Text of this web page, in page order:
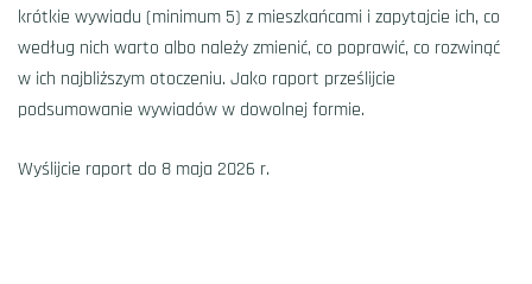
krótkie wywiadu (minimum 5) z mieszkańcami i zapytajcie ich, co
według nich warto albo należy zmienić, co poprawić, co rozwinąć
w ich najbliższym otoczeniu. Jako raport prześlijcie
podsumowanie wywiadów w dowolnej formie.
Wyślijcie raport do 8 maja 2026 r.